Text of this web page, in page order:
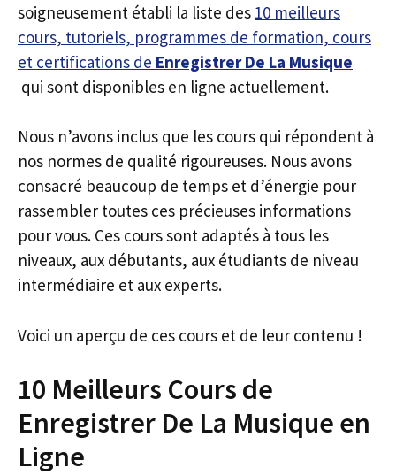
soigneusement établi la liste des 10 meilleurs
cours, tutoriels, programmes de formation, cours
et certifications de Enregistrer De La Musique
qui sont disponibles en ligne actuellement.
Nous n’avons inclus que les cours qui répondent à
nos normes de qualité rigoureuses. Nous avons
consacré beaucoup de temps et d’énergie pour
rassembler toutes ces précieuses informations
pour vous. Ces cours sont adaptés à tous les
niveaux, aux débutants, aux étudiants de niveau
intermédiaire et aux experts.
Voici un aperçu de ces cours et de leur contenu !
10 Meilleurs Cours de
Enregistrer De La Musique en
Ligne